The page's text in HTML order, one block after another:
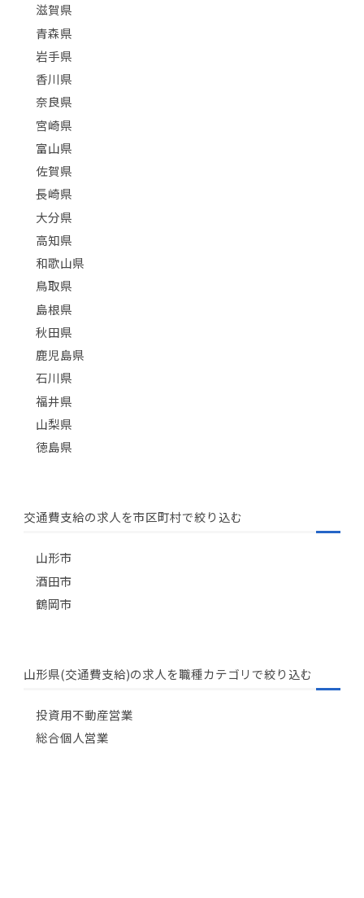
滋賀県
青森県
岩手県
香川県
奈良県
宮崎県
富山県
佐賀県
長崎県
大分県
高知県
和歌山県
鳥取県
島根県
秋田県
鹿児島県
石川県
福井県
山梨県
徳島県
交通費支給の求人を市区町村で絞り込む
山形市
酒田市
鶴岡市
山形県(交通費支給)の求人を職種カテゴリで絞り込む
投資用不動産営業
総合個人営業